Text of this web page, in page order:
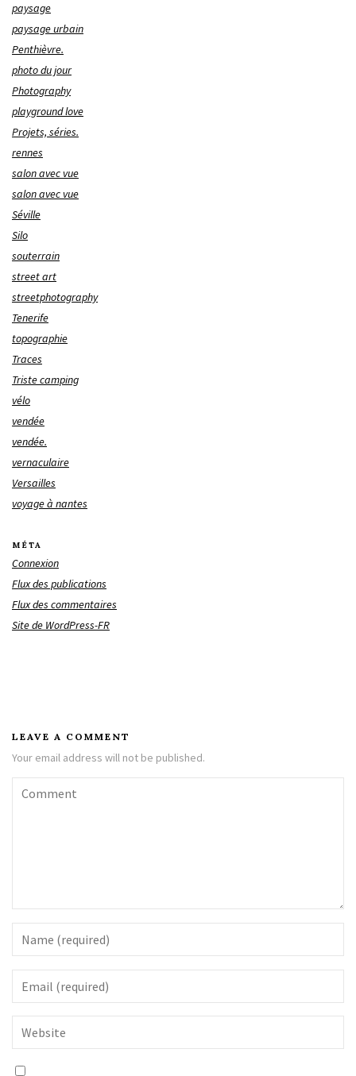
paysage
paysage urbain
Penthièvre.
photo du jour
Photography
playground love
Projets, séries.
rennes
salon avec vue
salon avec vue
Séville
Silo
souterrain
street art
streetphotography
Tenerife
topographie
Traces
Triste camping
vélo
vendée
vendée.
vernaculaire
Versailles
voyage à nantes
MÉTA
Connexion
Flux des publications
Flux des commentaires
Site de WordPress-FR
LEAVE A COMMENT
Your email address will not be published.